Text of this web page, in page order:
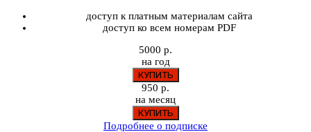
доступ к платным материалам сайта
доступ ко всем номерам PDF
5000 р.
на год
950 р.
на месяц
Подробнее о подписке